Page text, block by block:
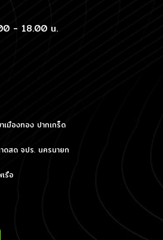
- 18.00 น.
เมืองทอง ปากเกร็ด
ดสด จปร. นครนายก
รือ